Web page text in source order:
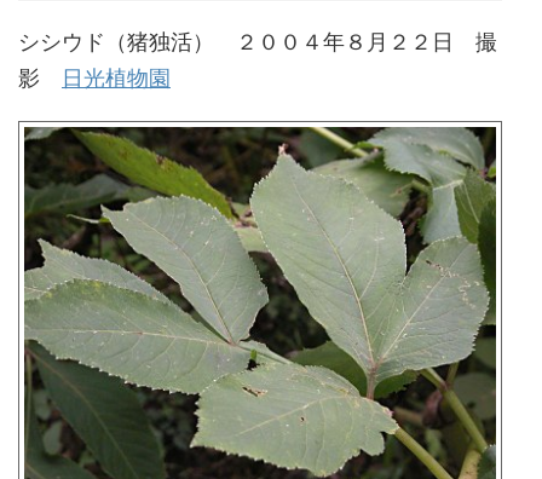
シシウド（猪独活） ２００４年８月２２日 撮
影
日光植物園